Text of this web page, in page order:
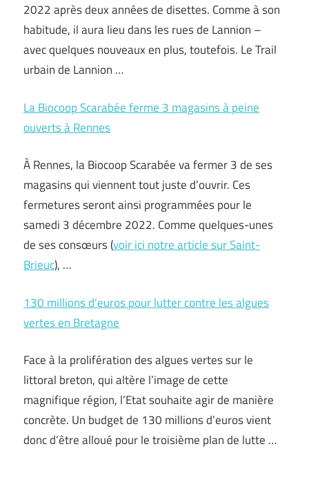
2022 après deux années de disettes. Comme à son
habitude, il aura lieu dans les rues de Lannion –
avec quelques nouveaux en plus, toutefois. Le Trail
urbain de Lannion …
La Biocoop Scarabée ferme 3 magasins à peine
ouverts à Rennes
À Rennes, la Biocoop Scarabée va fermer 3 de ses
magasins qui viennent tout juste d’ouvrir. Ces
fermetures seront ainsi programmées pour le
samedi 3 décembre 2022. Comme quelques-unes
de ses consœurs (voir ici notre article sur Saint-
Brieuc), …
130 millions d’euros pour lutter contre les algues
vertes en Bretagne
Face à la prolifération des algues vertes sur le
littoral breton, qui altère l’image de cette
magnifique région, l’Etat souhaite agir de manière
concrète. Un budget de 130 millions d’euros vient
donc d’être alloué pour le troisième plan de lutte …